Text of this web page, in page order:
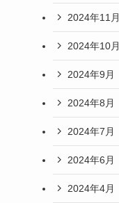
2024年11月
2024年10月
2024年9月
2024年8月
2024年7月
2024年6月
2024年4月